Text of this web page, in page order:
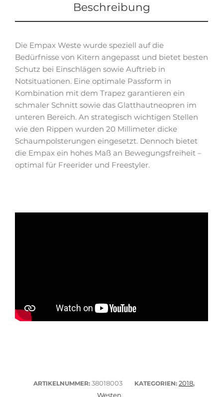
Beschreibung
Die Empax Weste wurde speziell auf die
Bedürfnisse von Kitern angepasst und bietet besten
Schutz bei Einschlägen sowie Auftrieb in
Notsituationen. Eine optimale Passform in
Kombination mit dem Trapez garantieren ein
schmaler Schnitt sowie das Glatthautneopren im
unteren Bereich. An strategisch wichtigen Stellen
wie den Rippen wurden 20 Millimeter dicke
Schaumpolsterungen eingesetzt. Dennoch bietet
die Empax ein hohes Maß an Bewegungsfreiheit –
optimal für Freerider und Freestyler.
ARTIKELNUMMER: 38018003 KATEGORIEN: 2018,
Westen